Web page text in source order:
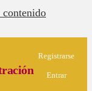
Registrarse
Entrar